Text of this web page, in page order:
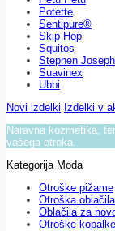
Potette
Sentipure®
Skip Hop
Squitos
Stephen Joseph
Suavinex
Ubbi
Novi izdelki Izdelki v
Naravna kozmetika,
vašega otroka.
Kategorija Moda
Otroške pižame
Otroška oblačila
Oblačila za
Otroške kopalke